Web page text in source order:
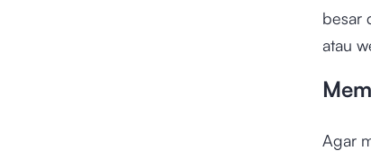
besar
atau
Agar